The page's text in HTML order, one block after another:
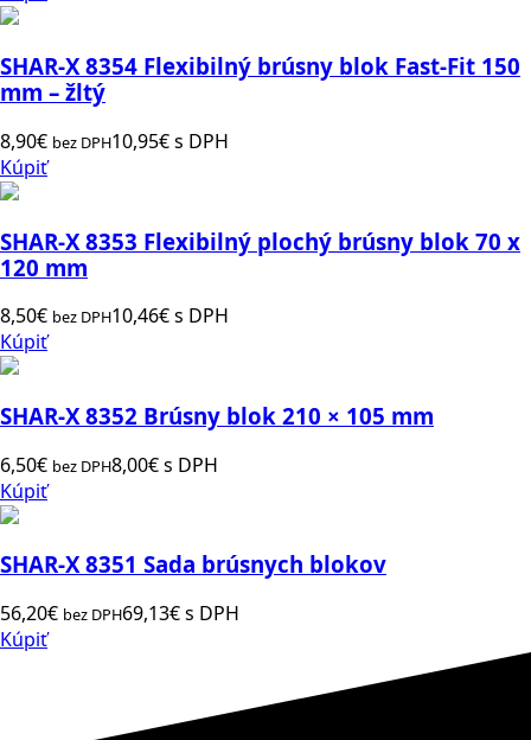
SHAR-X 8354 Flexibilný brúsny blok Fast-Fit 150
mm – žltý
8,90€ bez DPH10,95€s DPH
Kúpiť
SHAR-X 8353 Flexibilný plochý brúsny blok 70 x
120 mm
8,50€ bez DPH10,46€s DPH
Kúpiť
SHAR-X 8352 Brúsny blok 210 × 105 mm
6,50€ bez DPH8,00€s DPH
Kúpiť
SHAR-X 8351 Sada brúsnych blokov
56,20€ bez DPH69,13€s DPH
Kúpiť